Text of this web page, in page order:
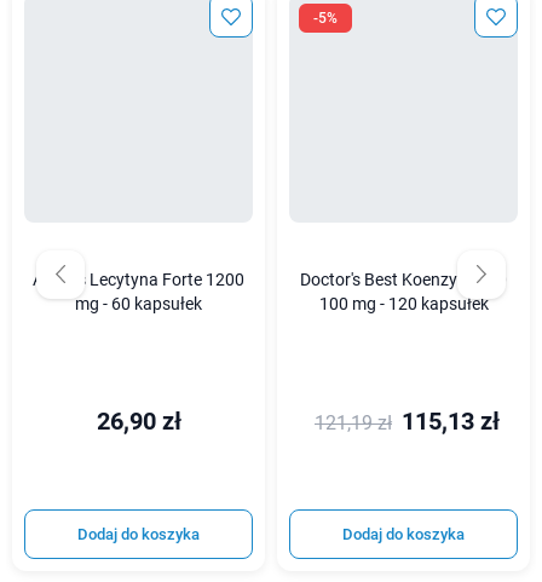
Aliness Lecytyna Forte 1200
mg - 60 kapsułek
26,90 zł
Dodaj do koszyka
-5%
Doctor's Best Koenzym Q10
100 mg - 120 kapsułek
121,19 zł 115,13 zł
Dodaj do koszyka